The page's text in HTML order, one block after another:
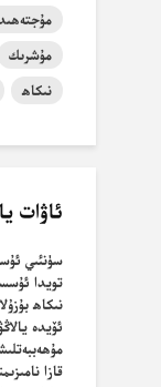
مۇشرىك
نىكاھ
ئاۋات
سۈنئىي
تويدا
نىكاھ
ئۆيدە
قازا